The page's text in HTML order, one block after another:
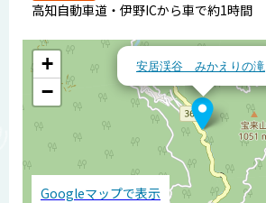
高知自動車道・伊野ICから車で約1時間
安居渓谷 みかえりの滝
+
−
Googleマップで表示